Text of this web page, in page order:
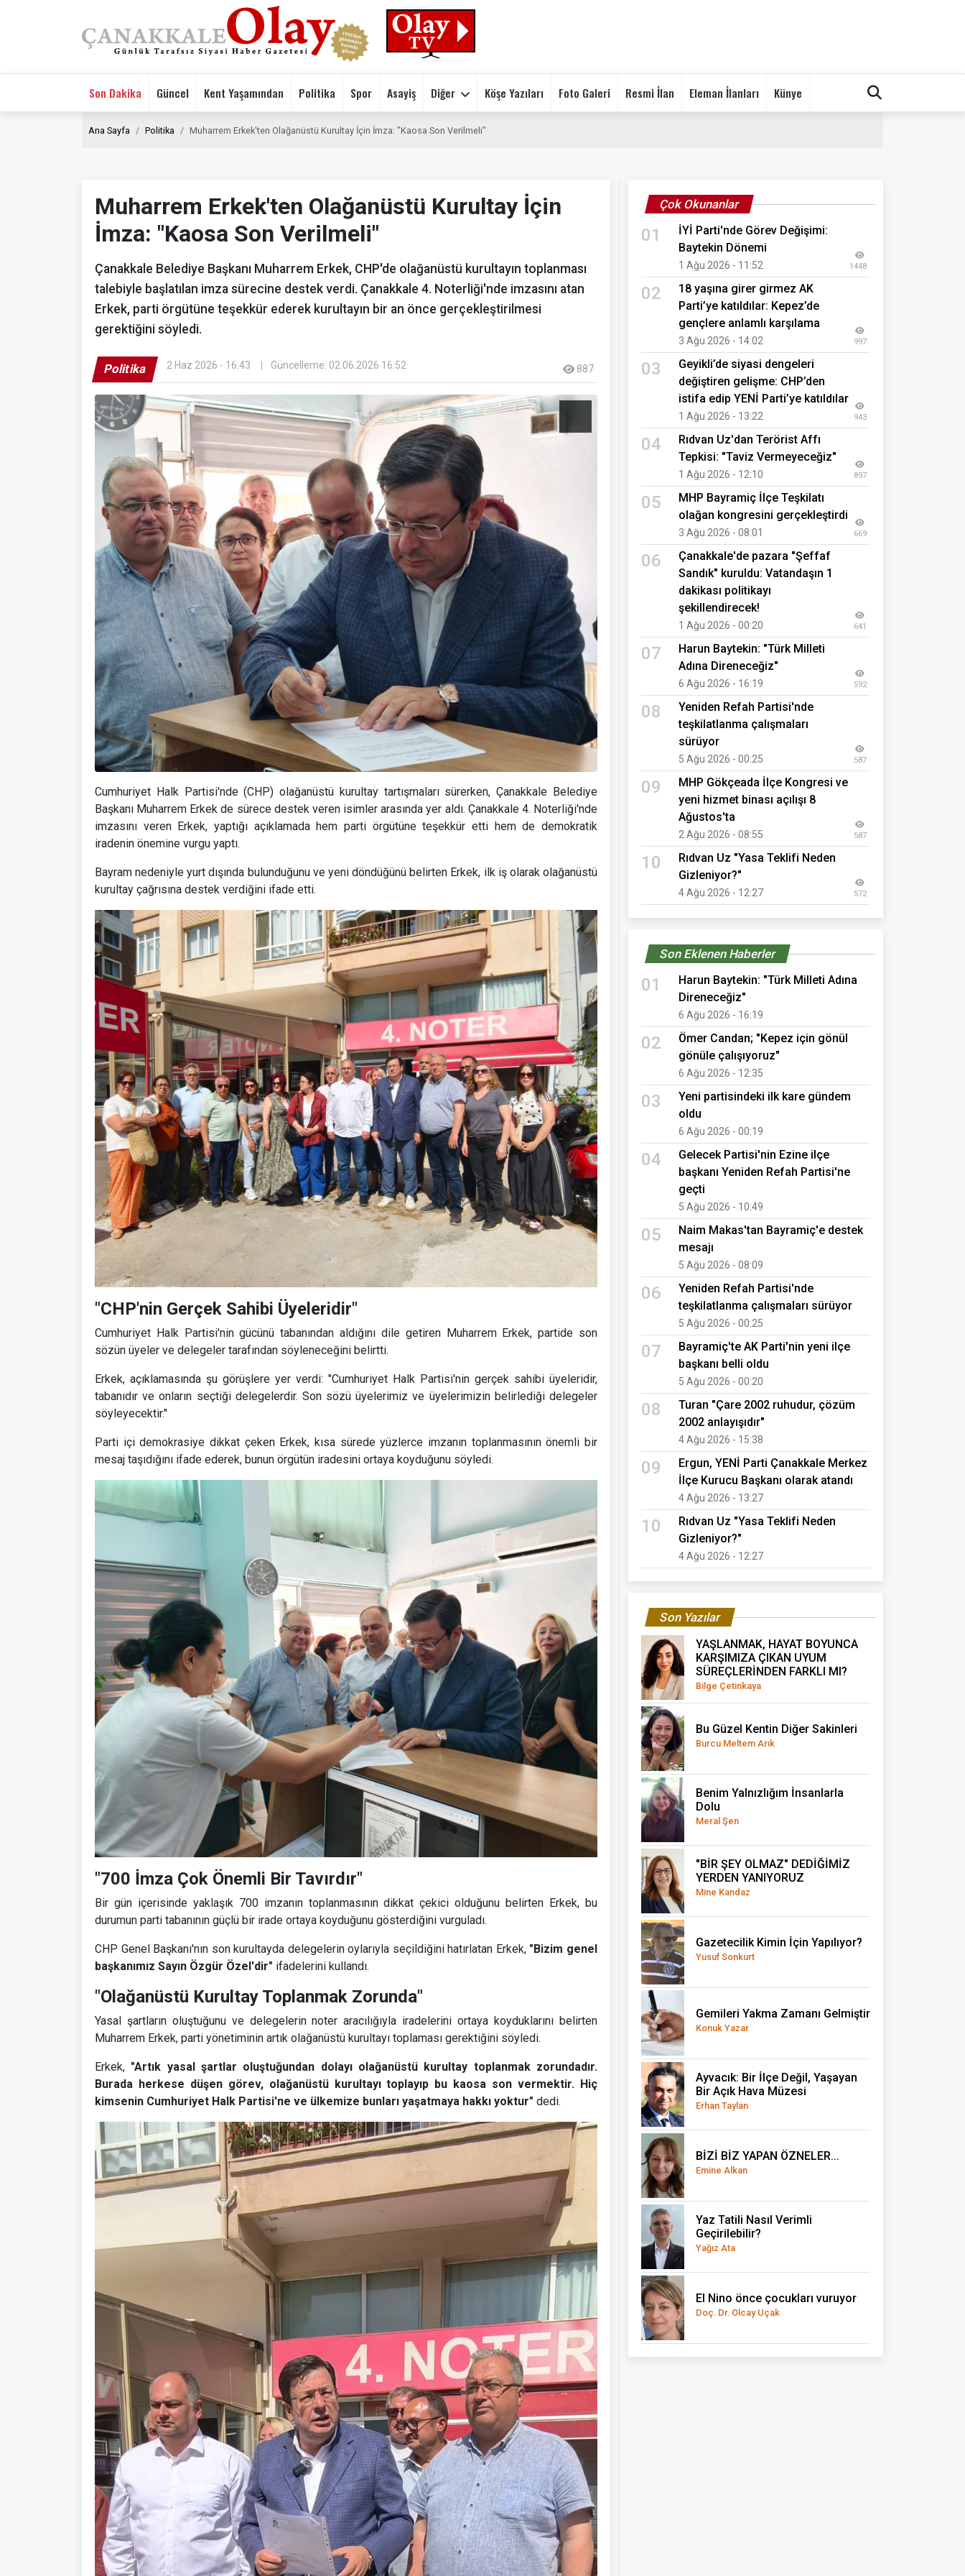
Son Dakika Güncel Kent Yaşamından Politika Spor Asayiş Diğer Köşe Yazıları Foto Galeri Resmi İlan Eleman İlanları Künye
Ana Sayfa Politika Muharrem Erkek'ten Olağanüstü Kurultay İçin İmza: "Kaosa Son Verilmeli"
Muharrem Erkek'ten Olağanüstü Kurultay İçin
İmza: "Kaosa Son Verilmeli"
Çanakkale Belediye Başkanı Muharrem Erkek, CHP'de olağanüstü kurultayın toplanması
talebiyle başlatılan imza sürecine destek verdi. Çanakkale 4. Noterliği'nde imzasını atan
Erkek, parti örgütüne teşekkür ederek kurultayın bir an önce gerçekleştirilmesi
gerektiğini söyledi.
Politika 2 Haz 2026 - 16:43 Güncelleme: 02.06.2026 16:52 887
Cumhuriyet Halk Partisi'nde (CHP) olağanüstü kurultay tartışmaları sürerken, Çanakkale Belediye
Başkanı Muharrem Erkek de sürece destek veren isimler arasında yer aldı. Çanakkale 4. Noterliği'nde
imzasını veren Erkek, yaptığı açıklamada hem parti örgütüne teşekkür etti hem de demokratik
iradenin önemine vurgu yaptı.
Bayram nedeniyle yurt dışında bulunduğunu ve yeni döndüğünü belirten Erkek, ilk iş olarak olağanüstü
kurultay çağrısına destek verdiğini ifade etti.
"CHP'nin Gerçek Sahibi Üyeleridir"
Cumhuriyet Halk Partisi'nin gücünü tabanından aldığını dile getiren Muharrem Erkek, partide son
sözün üyeler ve delegeler tarafından söyleneceğini belirtti.
Erkek, açıklamasında şu görüşlere yer verdi: "Cumhuriyet Halk Partisi'nin gerçek sahibi üyeleridir,
tabanıdır ve onların seçtiği delegelerdir. Son sözü üyelerimiz ve üyelerimizin belirlediği delegeler
söyleyecektir."
Parti içi demokrasiye dikkat çeken Erkek, kısa sürede yüzlerce imzanın toplanmasının önemli bir
mesaj taşıdığını ifade ederek, bunun örgütün iradesini ortaya koyduğunu söyledi.
"700 İmza Çok Önemli Bir Tavırdır"
Bir gün içerisinde yaklaşık 700 imzanın toplanmasının dikkat çekici olduğunu belirten Erkek, bu
durumun parti tabanının güçlü bir irade ortaya koyduğunu gösterdiğini vurguladı.
CHP Genel Başkanı'nın son kurultayda delegelerin oylarıyla seçildiğini hatırlatan Erkek, "Bizim genel
başkanımız Sayın Özgür Özel'dir" ifadelerini kullandı.
"Olağanüstü Kurultay Toplanmak Zorunda"
Yasal şartların oluştuğunu ve delegelerin noter aracılığıyla iradelerini ortaya koyduklarını belirten
Muharrem Erkek, parti yönetiminin artık olağanüstü kurultayı toplaması gerektiğini söyledi.
Erkek, "Artık yasal şartlar oluştuğundan dolayı olağanüstü kurultay toplanmak zorundadır.
Burada herkese düşen görev, olağanüstü kurultayı toplayıp bu kaosa son vermektir. Hiç
kimsenin Cumhuriyet Halk Partisi'ne ve ülkemize bunları yaşatmaya hakkı yoktur" dedi.
Çok Okunanlar
01
İYİ Parti'nde Görev Değişimi:
Baytekin Dönemi
1 Ağu 2026 - 11:52 1448
02
18 yaşına girer girmez AK
Parti’ye katıldılar: Kepez’de
gençlere anlamlı karşılama
3 Ağu 2026 - 14:02 997
03
Geyikli’de siyasi dengeleri
değiştiren gelişme: CHP’den
istifa edip YENİ Parti’ye katıldılar
1 Ağu 2026 - 13:22 943
04
Rıdvan Uz'dan Terörist Affı
Tepkisi: "Taviz Vermeyeceğiz"
1 Ağu 2026 - 12:10 897
05
MHP Bayramiç İlçe Teşkilatı
olağan kongresini gerçekleştirdi
3 Ağu 2026 - 08:01 669
06
Çanakkale'de pazara "Şeffaf
Sandık" kuruldu: Vatandaşın 1
dakikası politikayı
şekillendirecek!
1 Ağu 2026 - 00:20 641
07
Harun Baytekin: "Türk Milleti
Adına Direneceğiz"
6 Ağu 2026 - 16:19 592
08
Yeniden Refah Partisi'nde
teşkilatlanma çalışmaları
sürüyor
5 Ağu 2026 - 00:25 587
09
MHP Gökçeada İlçe Kongresi ve
yeni hizmet binası açılışı 8
Ağustos'ta
2 Ağu 2026 - 08:55 587
10
Rıdvan Uz "Yasa Teklifi Neden
Gizleniyor?"
4 Ağu 2026 - 12:27 572
Son Eklenen Haberler
01
Harun Baytekin: "Türk Milleti Adına
Direneceğiz"
6 Ağu 2026 - 16:19
02
Ömer Candan; "Kepez için gönül
gönüle çalışıyoruz"
6 Ağu 2026 - 12:35
03
Yeni partisindeki ilk kare gündem
oldu
6 Ağu 2026 - 00:19
04
Gelecek Partisi'nin Ezine ilçe
başkanı Yeniden Refah Partisi'ne
geçti
5 Ağu 2026 - 10:49
05
Naim Makas'tan Bayramiç'e destek
mesajı
5 Ağu 2026 - 08:09
06
Yeniden Refah Partisi'nde
teşkilatlanma çalışmaları sürüyor
5 Ağu 2026 - 00:25
07
Bayramiç'te AK Parti'nin yeni ilçe
başkanı belli oldu
5 Ağu 2026 - 00:20
08
Turan "Çare 2002 ruhudur, çözüm
2002 anlayışıdır"
4 Ağu 2026 - 15:38
09
Ergun, YENİ Parti Çanakkale Merkez
İlçe Kurucu Başkanı olarak atandı
4 Ağu 2026 - 13:27
10
Rıdvan Uz "Yasa Teklifi Neden
Gizleniyor?"
4 Ağu 2026 - 12:27
Son Yazılar
YAŞLANMAK, HAYAT BOYUNCA
KARŞIMIZA ÇIKAN UYUM
SÜREÇLERİNDEN FARKLI MI?
Bilge Çetinkaya
Bu Güzel Kentin Diğer Sakinleri
Burcu Meltem Arık
Benim Yalnızlığım İnsanlarla
Dolu
Meral Şen
"BİR ŞEY OLMAZ" DEDİĞİMİZ
YERDEN YANIYORUZ
Mine Kandaz
Gazetecilik Kimin İçin Yapılıyor?
Yusuf Sonkurt
Gemileri Yakma Zamanı Gelmiştir
Konuk Yazar
Ayvacık: Bir İlçe Değil, Yaşayan
Bir Açık Hava Müzesi
Erhan Taylan
BİZİ BİZ YAPAN ÖZNELER...
Emine Alkan
Yaz Tatili Nasıl Verimli
Geçirilebilir?
Yağız Ata
El Nino önce çocukları vuruyor
Doç. Dr. Olcay Uçak